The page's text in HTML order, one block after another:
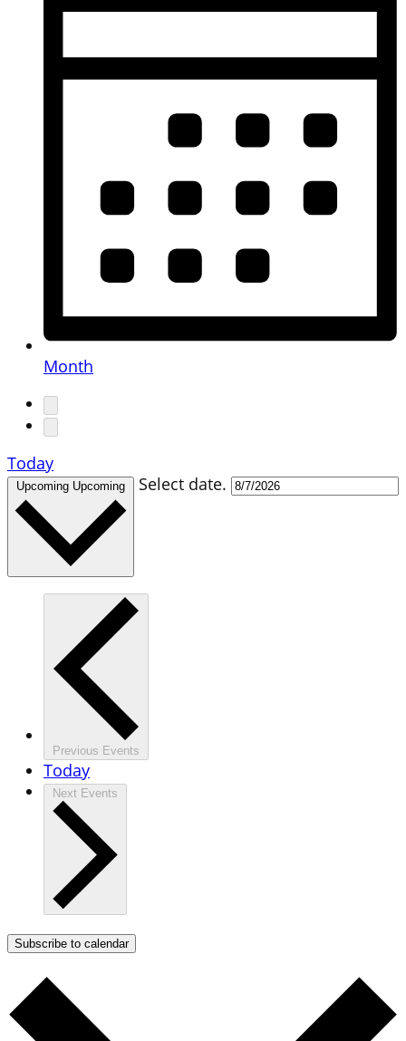
Month
Today
Upcoming Upcoming Select date.
Previous Events
Today
Next Events
Subscribe to calendar